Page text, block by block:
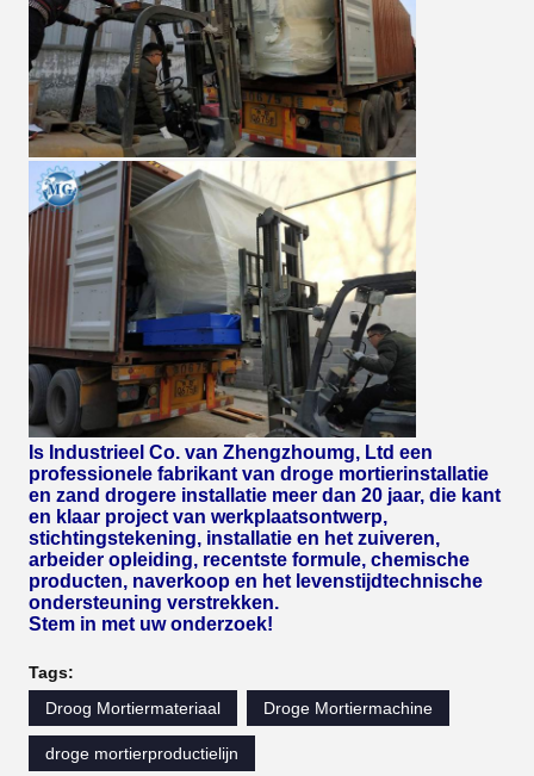
Is Industrieel Co. van Zhengzhoumg, Ltd een
professionele fabrikant van droge mortierinstallatie
en zand drogere installatie meer dan 20 jaar, die kant
en klaar project van werkplaatsontwerp,
stichtingstekening, installatie en het zuiveren,
arbeider opleiding, recentste formule, chemische
producten, naverkoop en het levenstijdtechnische
ondersteuning verstrekken.
Stem in met uw onderzoek!
Tags:
Droog Mortiermateriaal
Droge Mortiermachine
droge mortierproductielijn